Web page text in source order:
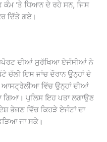
ਕੰਮ ‘ਤੇ ਧਿਆਨ ਦੇ ਰਹੇ ਸਨ, ਜਿਸ
ਦਿੱਤੇ ਗਏ।
ਦੀਆਂ ਸੁਰੱਖਿਆ ਏਜੰਸੀਆਂ ਨੇ
ਚੱਲੀ ਇਸ ਜਾਂਚ ਦੌਰਾਨ ਉਨ੍ਹਾਂ ਦੇ
ਆਸਟ੍ਰੇਲੀਆ ਵਿੱਚ ਉਨ੍ਹਾਂ ਦੀਆਂ
ਗਿਆ। ਪੁਲਿਸ ਇਹ ਪਤਾ ਲਗਾਉਣ
ਭੇਜਣ ਵਿੱਚ ਕਿਹੜੇ ਏਜੰਟਾਂ ਦਾ
ਜਾ ਸਕੇ।